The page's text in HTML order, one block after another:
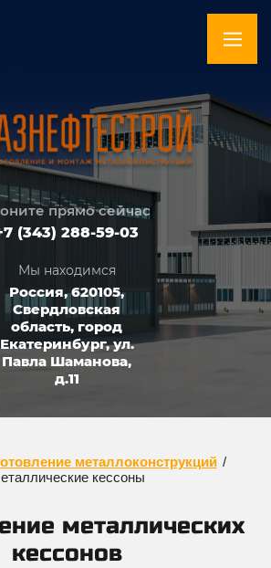
прямо сейчас
(343) 288-59-03
Мы находимся
Россия, 620105,
Свердловская
область, город
Екатеринбург, ул.
Павла Шаманова,
д.11
металлоконструкций /
кессоны
металлических
кессонов